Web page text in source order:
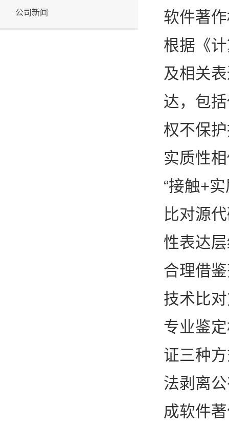
软件著
根据《
及相关
达，包
权不保
实质性
“接触+
比对源
性表达
合理借
技术比
专业鉴
证三种
法剥离
成软件
公司新闻